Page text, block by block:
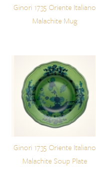
Ginori 1735 Oriente Italiano
Malachite Mug
Ginori 1735 Oriente Italiano
Malachite Soup Plate